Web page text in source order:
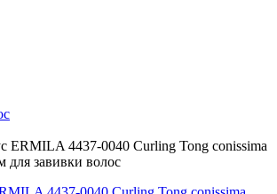
ERMILA 4437-0040 Curling Tong conissima
для завивки волос